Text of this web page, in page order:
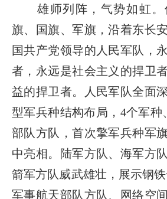
雄师列阵，气势如虹。
旗、国旗、军旗，沿着东长
国共产党领导的人民军队，
者，永远是社会主义的捍卫
益的捍卫者。人民军队全面
型军兵种结构布局，4个军种
部队方队，首次擎军兵种军
中亮相。陆军方队、海军方
箭军方队威武雄壮，展示钢
军事航天部队方队、网络空